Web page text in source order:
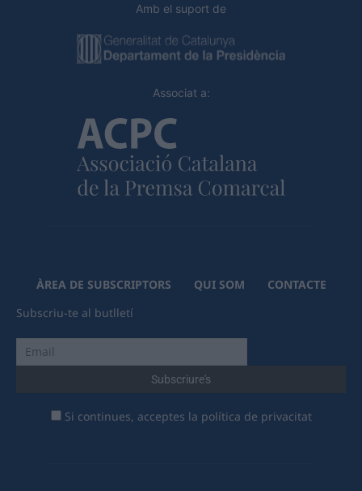
Amb el suport de
Associat a:
ÀREA DE SUBSCRIPTORS QUI SOM
CONTACTE
Subscriu-te al butlletí
Si continues, acceptes la política de privacitat